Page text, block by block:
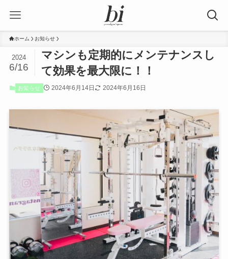
ホーム お知らせ
マシンも定期的にメンテナンスし
て効果を最大限に！！
2024
6/16
お知らせ 2024年6月14日 2024年6月16日